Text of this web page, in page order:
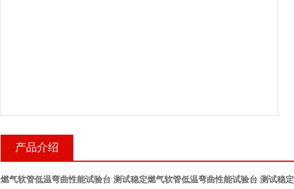
产品介绍
燃气软管低温弯曲性能试验台 测试稳定燃气软管低温弯曲性能试验台 测试稳定